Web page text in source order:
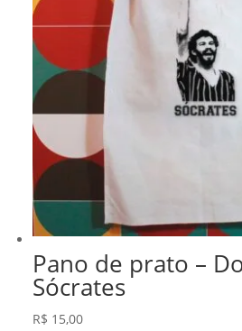
Pano de prato –
Sócrates
R$ 15,00